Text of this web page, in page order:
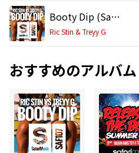
Booty Dip (Sam Osman Remix)
Ric Stin & Treyy G
おすすめのアルバム